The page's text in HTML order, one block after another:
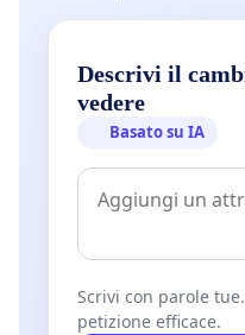
Descrivi il
vedere
Basato su IA
Scrivi con parole
petizione efficace.